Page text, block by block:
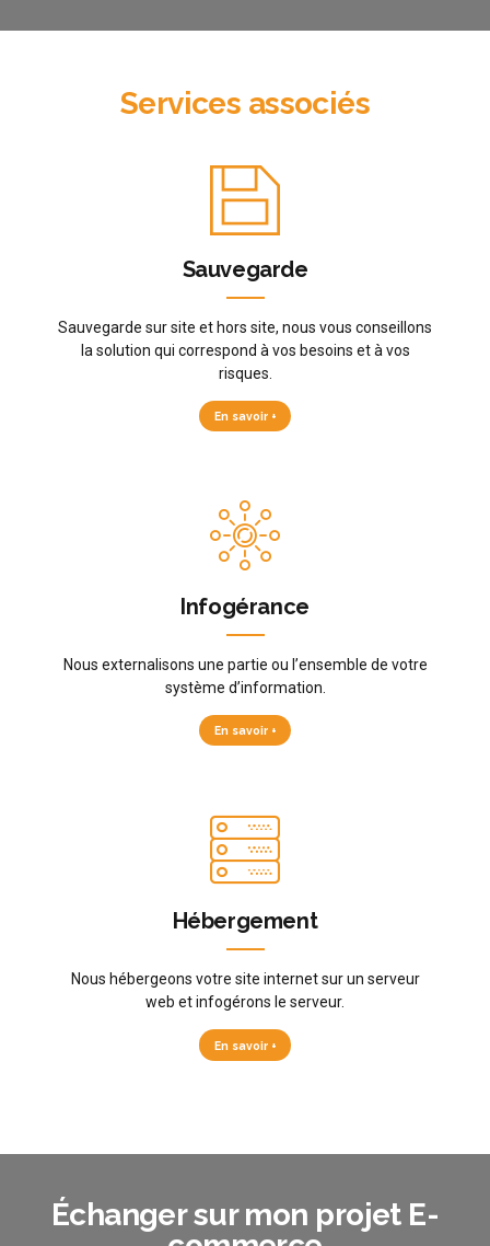
Services associés
Sauvegarde
Sauvegarde sur site et hors site, nous vous conseillons
la solution qui correspond à vos besoins et à vos
risques.
En savoir +
Infogérance
Nous externalisons une partie ou l’ensemble de votre
système d’information.
En savoir +
Hébergement
Nous hébergeons votre site internet sur un serveur
web et infogérons le serveur.
En savoir +
Échanger sur mon projet E-